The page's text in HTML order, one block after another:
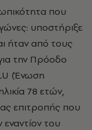
που
υποστήριξε
ήταν από τους
την Πρόοδο
(Ένωση
78 ετών,
επιτροπής που
εναντίον του